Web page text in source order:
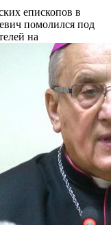
епископов в
помолился под
на